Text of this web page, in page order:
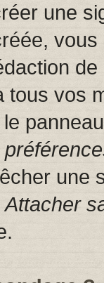
une
tous vos
une
Attacher